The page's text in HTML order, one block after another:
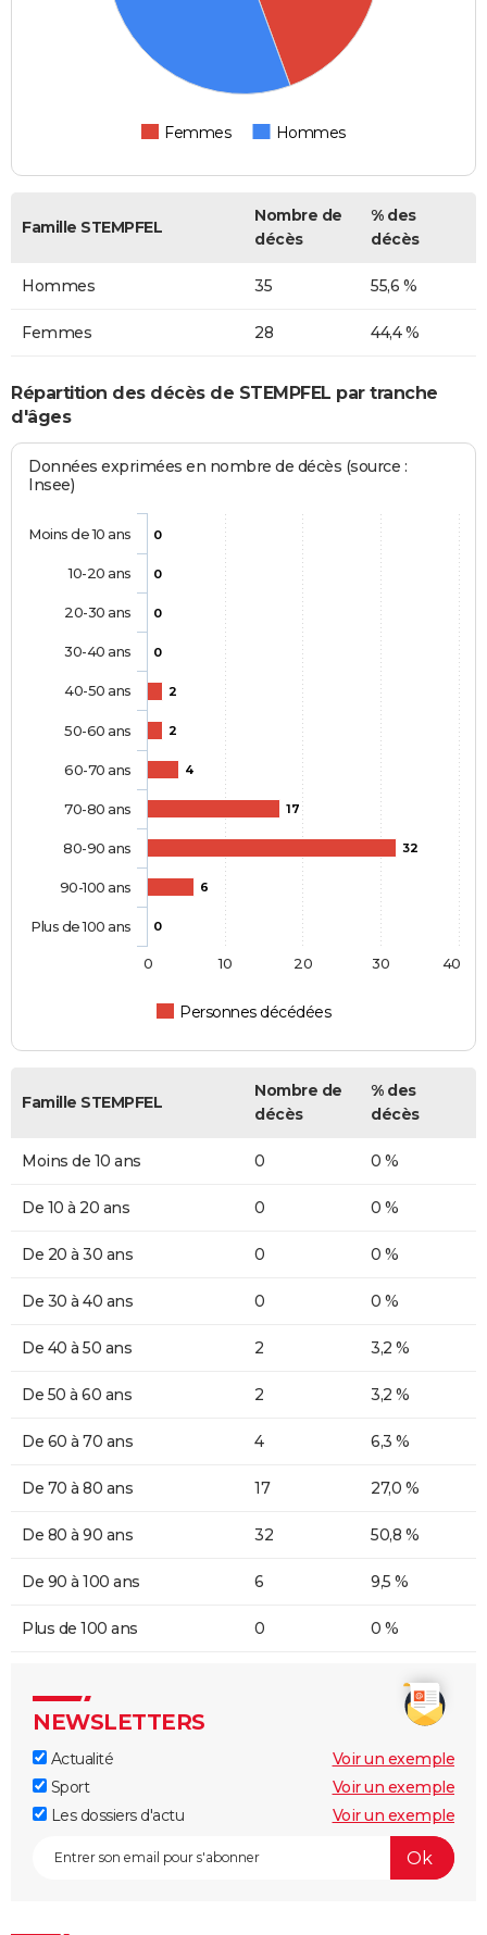
Femmes Hommes
Famille STEMPFEL
Nombre de
décès
% des
décès
Hommes 35 55,6 %
Femmes 28 44,4 %
Répartition des décès de STEMPFEL par tranche
d'âges
Données exprimées en nombre de décès (source :
Insee)
0
0
0
0
2
2
4
17
32
6
0
Personnes décédées
Moins de 10 ans
10-20 ans
20-30 ans
30-40 ans
40-50 ans
50-60 ans
60-70 ans
70-80 ans
80-90 ans
90-100 ans
Plus de 100 ans
0 10 20 30 40
Famille STEMPFEL
Nombre de
décès
% des
décès
Moins de 10 ans 0 0 %
De 10 à 20 ans 0 0 %
De 20 à 30 ans 0 0 %
De 30 à 40 ans 0 0 %
De 40 à 50 ans 2 3,2 %
De 50 à 60 ans 2 3,2 %
De 60 à 70 ans 4 6,3 %
De 70 à 80 ans 17 27,0 %
De 80 à 90 ans 32 50,8 %
De 90 à 100 ans 6 9,5 %
Plus de 100 ans 0 0 %
NEWSLETTERS
Actualité
Voir un exemple
Sport
Voir un exemple
Les dossiers d'actu
Voir un exemple